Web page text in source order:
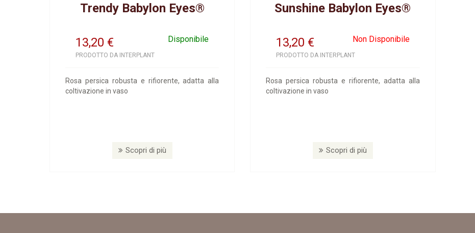
Trendy Babylon Eyes®
13,20 Disponibile
€
PRODOTTO DA INTERPLANT
Rosa persica robusta e rifiorente, adatta alla
coltivazione in vaso
Scopri di più
Sunshine Babylon Eyes®
13,20 Non Disponibile
€
PRODOTTO DA INTERPLANT
Rosa persica robusta e rifiorente, adatta alla
coltivazione in vaso
Scopri di più